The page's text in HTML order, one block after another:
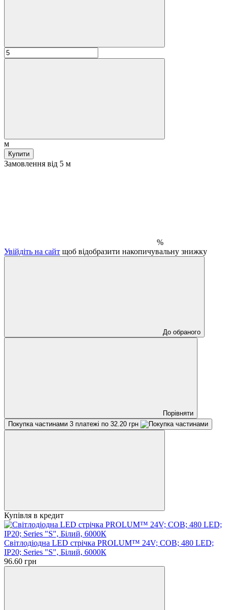
м
Купити
Замовлення від 5 м
%
Увійдіть на сайт щоб відобразити накопичувальну знижку
До обраного
Порівняти
Покупка частинами 3 платежі по 32.20 грн
Купівля в кредит
Світлодіодна LED стрічка PROLUM™ 24V; СОВ; 480 LED;
IP20; Series "S", Білий, 6000К
96.60 грн